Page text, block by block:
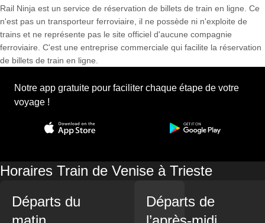
Rail Ninja est un service de réservation de billets de train en ligne. Ce
n'est pas un transporteur ferroviaire, il ne possède ni n'exploite de
trains et ne représente pas le site officiel d'aucune compagnie
ferroviaire. C'est une entreprise commerciale qui facilite la réservation
de billets de train en ligne.
Notre app gratuite pour faciliter chaque étape de votre
voyage !
Horaires Train de Venise à Trieste
Départs du
Départs de